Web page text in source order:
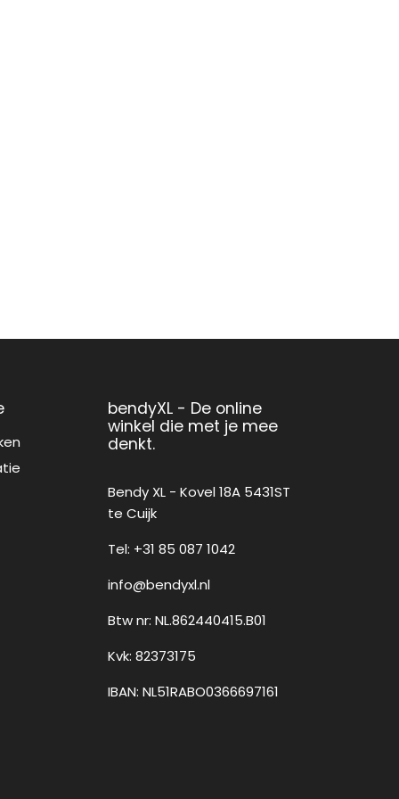
bendyXL - De online
winkel die met je mee
denkt.
Bendy XL - Kovel 18A 5431ST
te Cuijk
Tel: +31 85 087 1042
info@bendyxl.nl
Btw nr: NL.862440415.B01
Kvk: 82373175
IBAN: NL51RABO0366697161